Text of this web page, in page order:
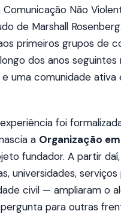
Não
de Marshall
primeiros grupos de
dos anos seguintes
e uma comunidade
foi
a Organização
fundador. A partir
universidades,
civil — ampliaram o
para outras